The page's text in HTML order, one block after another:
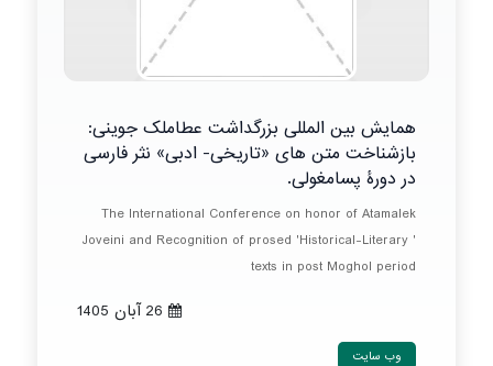
همایش بین المللی بزرگداشت عطاملک جوینی:
بازشناخت متن های «تاریخی- ادبی» نثر فارسی
در دورۀ پسامغولی.
The International Conference on honor of Atamalek
Joveini and Recognition of prosed 'Historical-Literary '
texts in post Moghol period
وب سایت